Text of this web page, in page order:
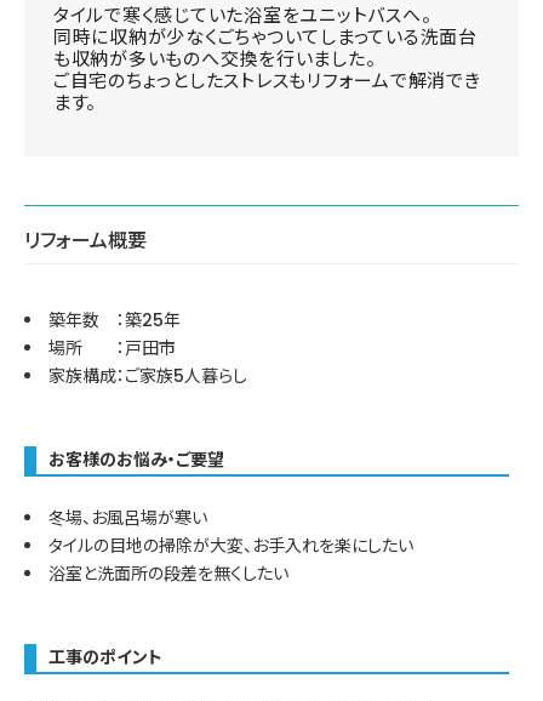
タイルで寒く感じていた浴室をユニットバスへ。
同時に収納が少なくごちゃついてしまっている洗面台
も収納が多いものへ交換を行いました。
ご自宅のちょっとしたストレスもリフォームで解消でき
ます。
リフォーム概要
築年数 ：築25年
場所 ：戸田市
家族構成：ご家族5人暮らし
お客様のお悩み・ご要望
冬場、お風呂場が寒い
タイルの目地の掃除が大変、お手入れを楽にしたい
浴室と洗面所の段差を無くしたい
工事のポイント